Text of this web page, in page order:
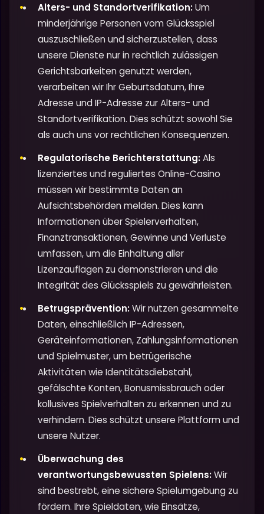
Alters- und Standortverifikation:Um
minderjährige Personen vom Glücksspiel
auszuschließen und sicherzustellen, dass
unsere Dienste nur in rechtlich zulässigen
Gerichtsbarkeiten genutzt werden,
verarbeiten wir Ihr Geburtsdatum, Ihre
Adresse und IP-Adresse zur Alters- und
Standortverifikation. Dies schützt sowohl Sie
als auch uns vor rechtlichen Konsequenzen.
Regulatorische Berichterstattung:Als
lizenziertes und reguliertes Online-Casino
müssen wir bestimmte Daten an
Aufsichtsbehörden melden. Dies kann
Informationen über Spielerverhalten,
Finanztransaktionen, Gewinne und Verluste
umfassen, um die Einhaltung aller
Lizenzauflagen zu demonstrieren und die
Integrität des Glücksspiels zu gewährleisten.
Betrugsprävention:Wir nutzen gesammelte
Daten, einschließlich IP-Adressen,
Geräteinformationen, Zahlungsinformationen
und Spielmuster, um betrügerische
Aktivitäten wie Identitätsdiebstahl,
gefälschte Konten, Bonusmissbrauch oder
kollusives Spielverhalten zu erkennen und zu
verhindern. Dies schützt unsere Plattform und
unsere Nutzer.
Überwachung des
verantwortungsbewussten Spielens:Wir
sind bestrebt, eine sichere Spielumgebung zu
fördern. Ihre Spieldaten, wie Einsätze,